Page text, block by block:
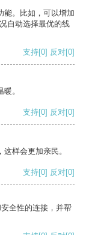
能。比如，可以增加
自动选择最优的线
支持[0] 反对[0]
。
支持[0] 反对[0]
样会更加亲民。
支持[0] 反对[0]
全性的连接，并帮